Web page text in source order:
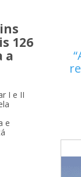
126
a
I e II
e